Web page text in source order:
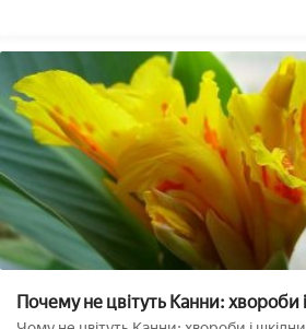
Почему не цвітуть Канни: хвороби